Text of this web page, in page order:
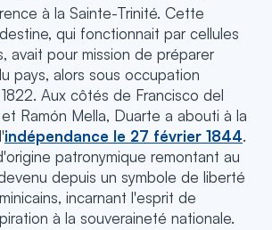
à la Sainte-Trinité. Cette
qui fonctionnait par cellules
avait pour mission de préparer
pays, alors sous occupation
Aux côtés de Francisco del
Ramón Mella, Duarte a abouti à la
indépendance le 27 février 1844.
patronymique remontant au
depuis un symbole de liberté
incarnant l'esprit de
à la souveraineté nationale.